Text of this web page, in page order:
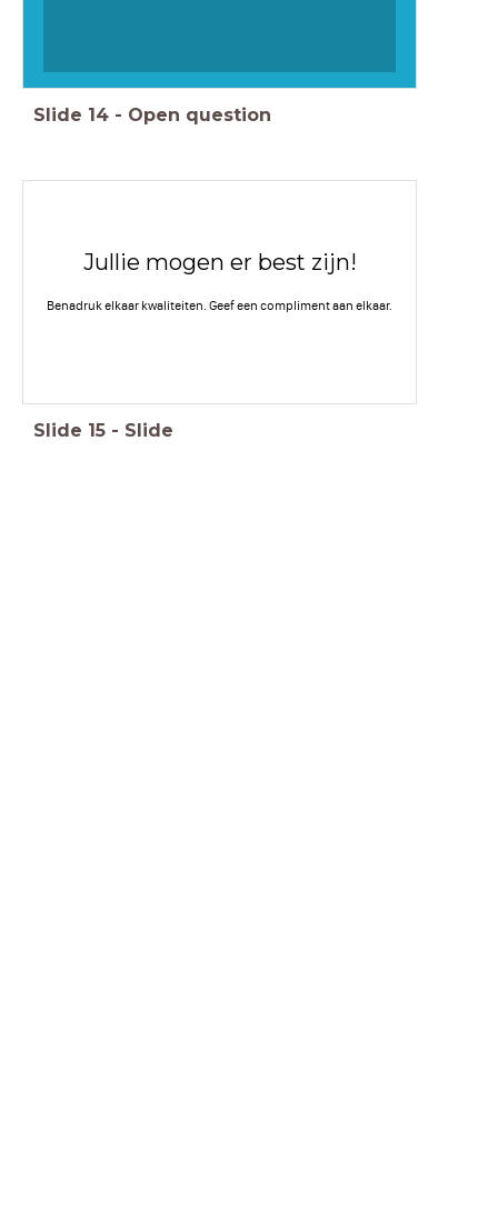
Slide 14 - Open question
Jullie mogen er best zijn!
Benadruk elkaar kwaliteiten. Geef een compliment aan elkaar.
Slide 15 - Slide